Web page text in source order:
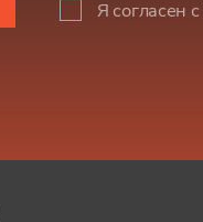
Я согласен с